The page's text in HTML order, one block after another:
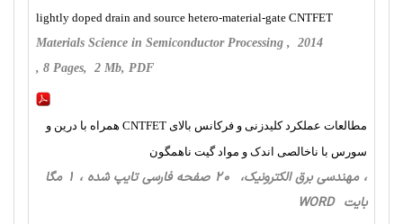
lightly doped drain and source hetero-material-gate CNTFET
Materials Science in Semiconductor Processing , 2014
, 8 Pages, 2 Mb, PDF
مطالعات عملکرد کلیدزنی و فرکانس بالای CNTFET همراه با درین و
سورس با ناخالصی اندک و مواد گیت ناهمگون
، مهندسی برق الکترونیک، 20 صفحه فارسی تایپ شده ، 1 مگا
بایت WORD